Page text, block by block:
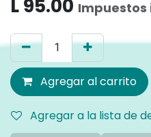
L95.00 Impuestos
Agregar al carrito
Agregar a la lista de